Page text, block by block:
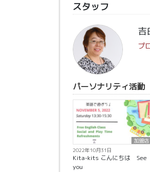
スタッフ
吉
プ
パーソナリティ活動
加盟店
2022年10月31日
Kita-kits こんにちは See
you